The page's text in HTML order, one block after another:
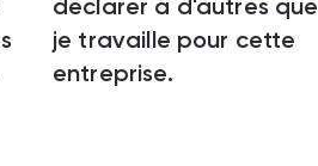
déclarer à d'autres que
je travaille pour cette
entreprise.